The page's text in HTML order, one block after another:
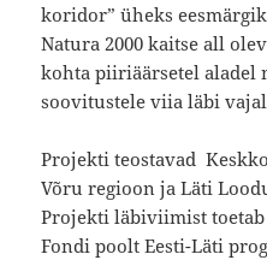
koridor” üheks
Natura 2000 kaitse all
kohta piiriäärsetel aladel
soovitustele viia läbi
Projekti teostavad
Võru regioon ja Läti
Projekti läbiviimist toetab
Fondi poolt Eesti-Läti